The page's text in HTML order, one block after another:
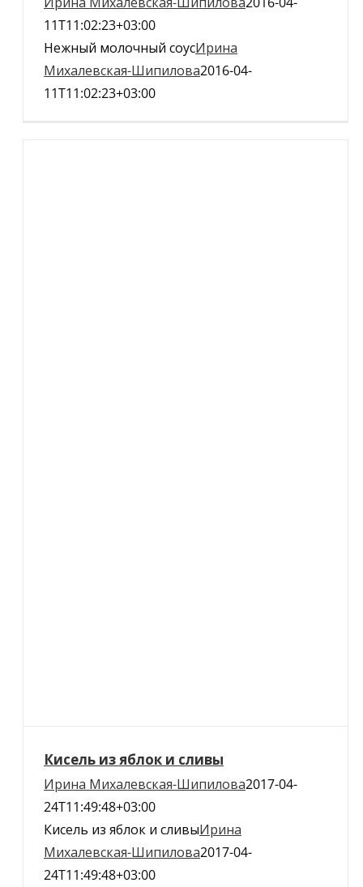
11T11:02:23+03:00
Нежный молочный соусИрина
Михалевская-Шипилова2016-04-
11T11:02:23+03:00
Кисель из яблок и сливы
Ирина Михалевская-Шипилова2017-04-
24T11:49:48+03:00
Кисель из яблок и сливыИрина
Михалевская-Шипилова2017-04-
24T11:49:48+03:00